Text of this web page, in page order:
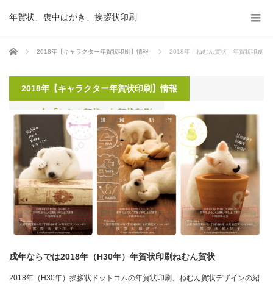
年賀状、喪中はがき、挨拶状印刷
ホーム 2018年【キャラクター年賀状印刷】情報 2018年「ねむん賀状」年賀状印刷
2018年【キャラクター年賀状印刷】情報
2018年「ねむん賀状」年賀状印刷
戌年ならでは2018年（H30年）年賀状印刷ねむん賀状
2018年（H30年）挨拶状ドットコムの年賀状印刷、ねむん賀状デザインの紹